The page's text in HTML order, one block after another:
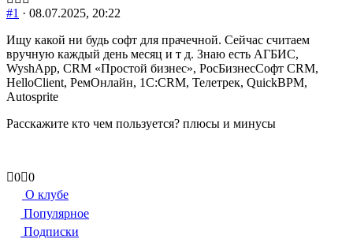
#1 · 08.07.2025, 20:22
Ищу какой ни будь софт для прачечной. Сейчас считаем
вручную каждый день месяц и т д. Знаю есть АГБИС,
WyshApp, CRM «Простой бизнес», РосБизнесСофт CRM,
HelloClient, РемОнлайн, 1C:CRM, Телетрек, QuickBPM,
Autosprite
Расскажите кто чем пользуется? плюсы и минусы
Голосуйте
палец
вниз.
0 Голосуйте
-
палец
вверх.
0
О клубе
Популярное
Подписки